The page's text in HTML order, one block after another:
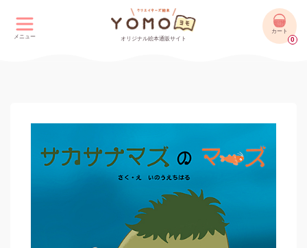
メニュー オリジナル絵本通販サイト
カート
0